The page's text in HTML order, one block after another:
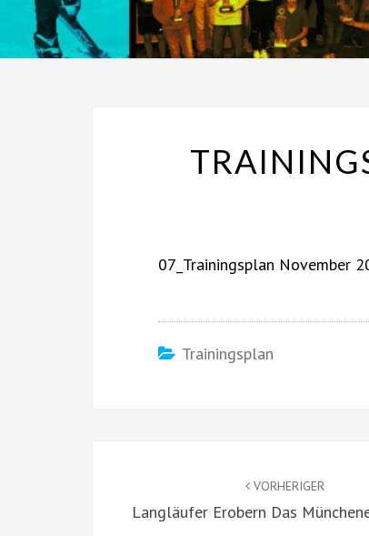
07_Trainingsplan November
Trainingsplan
VORHERIGER
Langläufer Erobern Das